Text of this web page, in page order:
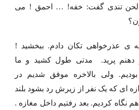
لحن تندی گفت: خفه! … احمق ! می
ی عذرخواهی تکان دادم. ببخشید !
دهنم پرید. مدتی طول کشید و ما
ولی بالاخره موفق شدیم در
ای که یک نفر از زیرش رد بشود بلند
نگاه کردیم. بعد رفتیم داخل مغازه .